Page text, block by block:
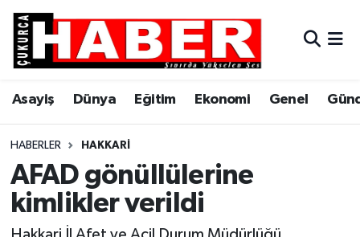
Asayiş Dünya Eğitim Ekonomi Genel
HABERLER HAKKARI
AFAD gönüllülerine
kimlikler verildi
Asayiş
Dünya
Eğitim
Ekonomi
Genel
Hava Durumu
Trafik Durumu
Süper Lig Puan Durumu ve Fikstür
Tüm Manşetler
Son Dakika Haberleri